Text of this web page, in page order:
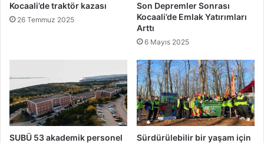
Kocaali’de traktör kazası
26 Temmuz 2025
Son Depremler Sonrası
Kocaali’de Emlak Yatırımları
Arttı
6 Mayıs 2025
SUBÜ 53 akademik personel
Sürdürülebilir bir yaşam için